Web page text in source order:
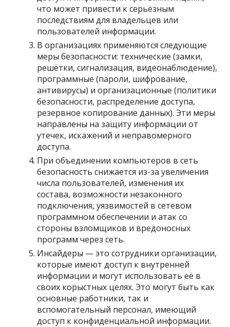
что может привести к серьёзным
последствиям для владельцев или
пользователей информации.
В организациях применяются следующие
меры безопасности: технические (замки,
решётки, сигнализация, видеонаблюдение),
программные (пароли, шифрование,
антивирусы) и организационные (политики
безопасности, распределение доступа,
резервное копирование данных). Эти меры
направлены на защиту информации от
утечек, искажений и неправомерного
доступа.
При объединении компьютеров в сеть
безопасность снижается из-за увеличения
числа пользователей, изменения их
состава, возможности незаконного
подключения, уязвимостей в сетевом
программном обеспечении и атак со
стороны взломщиков и вредоносных
программ через сеть.
Инсайдеры — это сотрудники организации,
которые имеют доступ к внутренней
информации и могут использовать её в
своих корыстных целях. Это могут быть как
основные работники, так и
вспомогательный персонал, имеющий
доступ к конфиденциальной информации.